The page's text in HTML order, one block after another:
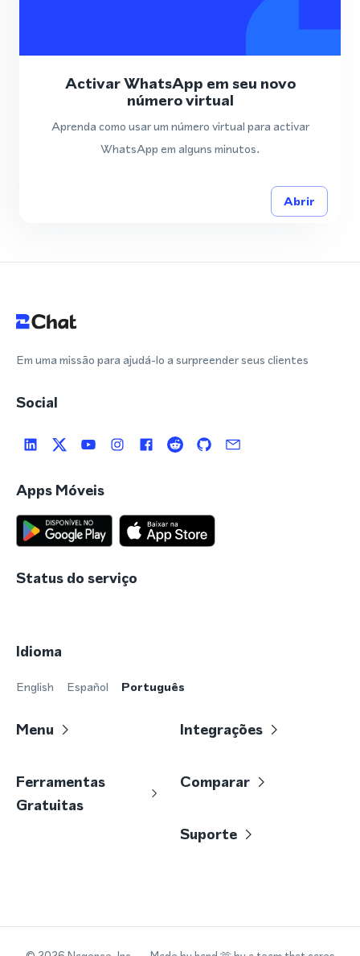
Activar WhatsApp em seu novo
número virtual
Aprenda como usar um número virtual para activar
WhatsApp em alguns minutos.
Abrir
Em uma missão para ajudá-lo a surpreender seus clientes
Social
Apps Móveis
Status do serviço
Idioma
English Español Português
Menu Integrações
Ferramentas
Gratuitas
Comparar
Suporte